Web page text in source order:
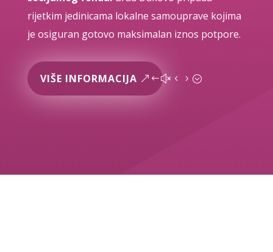
rijetkim jedinicama lokalne samouprave kojima
je osiguran gotovo maksimalan iznos potpore.
VIŠE INFORMACIJA